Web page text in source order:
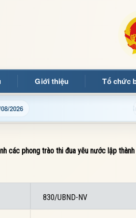
Giới thiệu Tổ chức
2026
hành, thủ tục hành chính và tin tức
các phong trào thi đua yêu nước lập
830/UBND-NV